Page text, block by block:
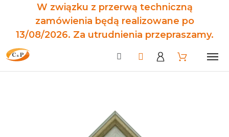
W związku z przerwą techniczną
zamówienia będą realizowane po
13/08/2026. Za utrudnienia przepraszamy.